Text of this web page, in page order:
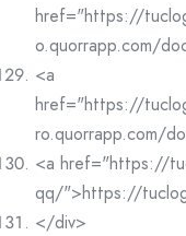
href="https://
o.quorrapp.com/
<a
href="https://
ro.quorrapp.com/
<a href="https://
qq/">https://
</div>